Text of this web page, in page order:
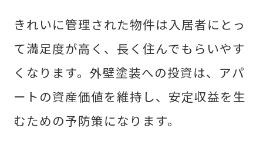
きれいに管理された物件は入居者にとっ
て満足度が高く、長く住んでもらいやす
くなります。外壁塗装への投資は、アパ
ートの資産価値を維持し、安定収益を生
むための予防策になります。